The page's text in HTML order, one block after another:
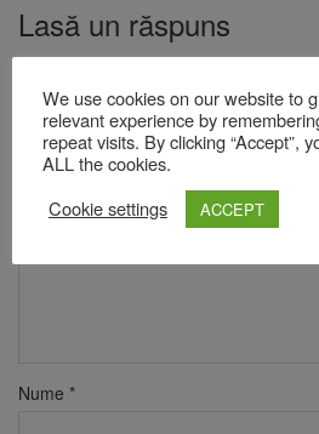
Lasă un răspuns
Adresa ta de email nu va fi publicată.
marcate cu
Comentariu*
Nume *
We use cookies on our website to
relevant experience by
repeat visits. By clicking “Accept”,
ALL the cookies.
Cookie settings
ACCEPT